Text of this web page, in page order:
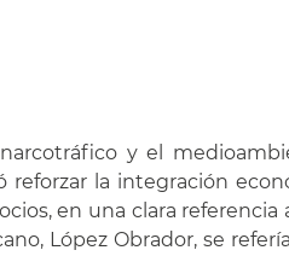
y el
reforzar la integración
en una clara
López Obrador, se